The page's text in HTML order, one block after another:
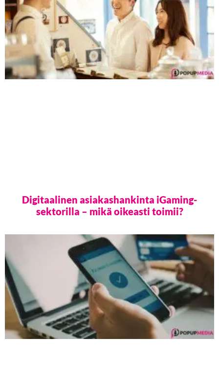
Digitaalinen asiakashankinta iGaming-
sektorilla – mikä oikeasti toimii?